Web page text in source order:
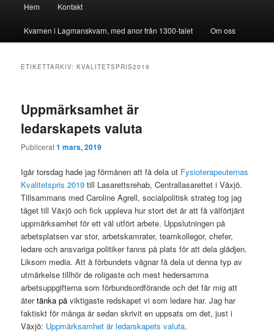
Hem Kontakt
Kvarnen i Lagmanskvarn, med anor från 1300-talet Om oss
ETIKETTARKIV:KVALITETSPRIS2019
Uppmärksamhet är
ledarskapets valuta
Publicerat1 mars, 2019
Igår torsdag hade jag förmånen att få dela ut Fysioterapeuternas
Kvalitetspris 2019 till Lasarettsrehab, Centrallasarettet i Växjö.
Tillsammans med Caroline Agrell, socialpolitisk strateg tog jag
tåget till Växjö och fick uppleva hur stort det är att få välförtjänt
uppmärksamhet för ett väl utfört arbete. Uppslutningen på
arbetsplatsen var stor, arbetskamrater, teamkollegor, chefer,
ledare och ansvariga politiker fanns på plats för att dela glädjen.
Liksom media. Att å förbundets vägnar få dela ut denna typ av
utmärkelse tillhör de roligaste och mest hedersamma
arbetsuppgifterna som förbundsordförande och det får mig att
återtänka påviktigaste redskapet vi som ledare har. Jag har
faktiskt för många år sedan skrivit en uppsats om det, just i
Växjö: Uppmärksamhet är ledarskapets valuta.